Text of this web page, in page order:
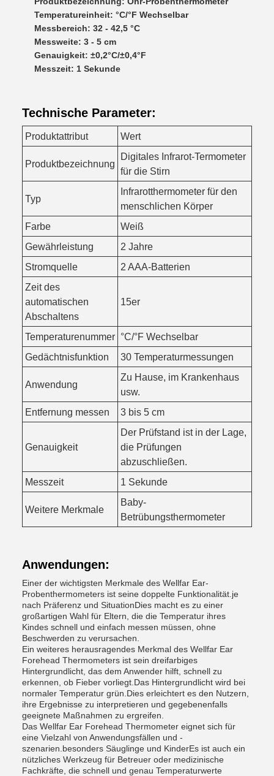
Temperatureinheit: °C/°F Wechselbar
Messbereich: 32 - 42,5 °C
Messweite: 3 - 5 cm
Genauigkeit: ±0,2°C/±0,4°F
Messzeit: 1 Sekunde
Technische Parameter:
Produktattribut Wert
Produktbezeichnung
Digitales Infrarot-Termometer
für die Stirn
Typ
Infrarotthermometer für den
menschlichen Körper
Farbe
Weiß
Gewährleistung
2 Jahre
Stromquelle
2 AAA-Batterien
Zeit des
automatischen
Abschaltens
15er
Temperaturenummer °C/°F Wechselbar
Gedächtnisfunktion
30 Temperaturmessungen
Anwendung
Zu Hause, im Krankenhaus
usw.
Entfernung messen
3 bis 5 cm
Genauigkeit
Der Prüfstand ist in der Lage,
die Prüfungen
abzuschließen.
Messzeit
1 Sekunde
Weitere Merkmale
Baby-
Betrübungsthermometer
Anwendungen:
Einer der wichtigsten Merkmale des Wellfar Ear-
Probenthermometers ist seine doppelte Funktionalität.je
nach Präferenz und SituationDies macht es zu einer
großartigen Wahl für Eltern, die die Temperatur ihres
Kindes schnell und einfach messen müssen, ohne
Beschwerden zu verursachen.
Ein weiteres herausragendes Merkmal des Wellfar Ear
Forehead Thermometers ist sein dreifarbiges
Hintergrundlicht, das dem Anwender hilft, schnell zu
erkennen, ob Fieber vorliegt.Das Hintergrundlicht wird bei
normaler Temperatur grün.Dies erleichtert es den Nutzern,
ihre Ergebnisse zu interpretieren und gegebenenfalls
geeignete Maßnahmen zu ergreifen.
Das Wellfar Ear Forehead Thermometer eignet sich für
eine Vielzahl von Anwendungsfällen und -
szenarien.besonders Säuglinge und KinderEs ist auch ein
nützliches Werkzeug für Betreuer oder medizinische
Fachkräfte, die schnell und genau Temperaturwerte